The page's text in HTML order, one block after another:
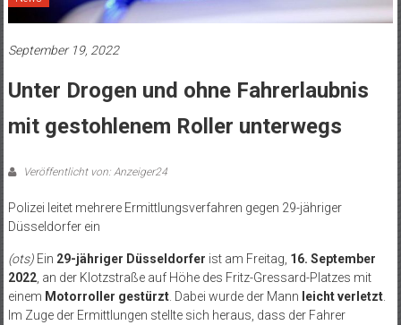
September 19, 2022
Unter Drogen und ohne Fahrerlaubnis
mit gestohlenem Roller unterwegs
Veröffentlicht von: Anzeiger24
Polizei leitet mehrere Ermittlungsverfahren gegen 29-jähriger
Düsseldorfer ein
(ots)Ein 29-jähriger Düsseldorfer ist am Freitag, 16. September
2022, an der Klotzstraße auf Höhe des Fritz-Gressard-Platzes mit
einem Motorroller gestürzt. Dabei wurde der Mann leicht verletzt.
Im Zuge der Ermittlungen stellte sich heraus, dass der Fahrer